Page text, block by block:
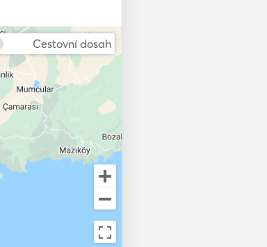
Cestovní dosah